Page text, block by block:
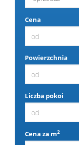
Cena
Powierzchnia
Liczba pokoi
Cena za m2